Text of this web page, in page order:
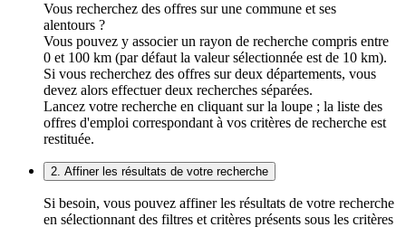
Vous recherchez des offres sur une commune et ses
alentours ?
Vous pouvez y associer un rayon de recherche compris entre
0 et 100 km (par défaut la valeur sélectionnée est de 10 km).
Si vous recherchez des offres sur deux départements, vous
devez alors effectuer deux recherches séparées.
Lancez votre recherche en cliquant sur la loupe ; la liste des
offres d'emploi correspondant à vos critères de recherche est
restituée.
2. Affiner les résultats de votre recherche
Si besoin, vous pouvez affiner les résultats de votre recherche
en sélectionnant des filtres et critères présents sous les critères